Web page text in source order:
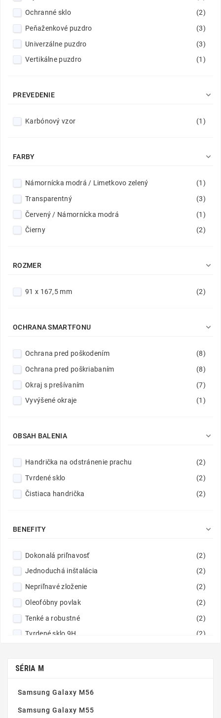
Ochranné sklo
(2)
Peňaženkové puzdro
(3)
Univerzálne puzdro
(3)
Vertikálne puzdro
(1)
PREVEDENIE 
Karbónový vzor (1)
FARBY 
Námornícka modrá / Limetkovo zelený
(1)
Transparentný
(3)
Červený / Námornícka modrá
(1)
Čierny
(2)
ROZMER 
91 x 167,5 mm (2)
OCHRANA SMARTFONU 
Ochrana pred poškodením
(8)
Ochrana pred poškriabaním
(8)
Okraj s prešívaním
(7)
Vyvýšené okraje
(1)
OBSAH BALENIA 
Handrička na odstránenie prachu
(2)
Tvrdené sklo
(2)
Čistiaca handrička
(2)
BENEFITY 
Dokonalá priľnavosť
(2)
Jednoduchá inštalácia
(2)
Nepriľnavé zloženie
(2)
Oleofóbny povlak
(2)
Tenké a robustné
(2)
Tvrdené sklo 9H
(2)
Zaoblené hrany
SÉRIA M
Samsung Galaxy M56
Samsung Galaxy M55